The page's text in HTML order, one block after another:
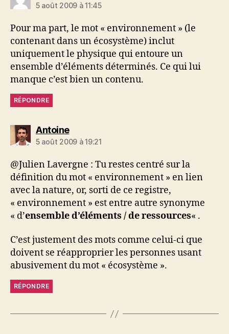
5 août 2009 à 11:45
Pour ma part, le mot « environnement » (le
contenant dans un écosystème) inclut
uniquement le physique qui entoure un
ensemble d’éléments déterminés. Ce qui lui
manque c’est bien un contenu.
RÉPONDRE
Antoinedit :
5 août 2009 à 19:21
@Julien Lavergne : Tu restes centré sur la
définition du mot « environnement » en lien
avec la nature, or, sorti de ce registre,
« environnement » est entre autre synonyme
« d’ensemble d’éléments / de ressources« .
C’est justement des mots comme celui-ci que
doivent se réapproprier les personnes usant
abusivement du mot « écosystème ».
RÉPONDRE